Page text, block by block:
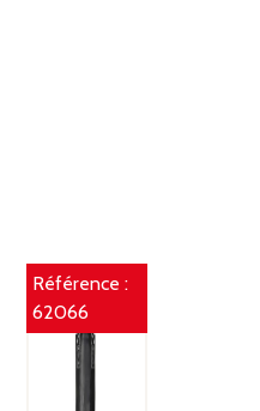
Référence :
62066